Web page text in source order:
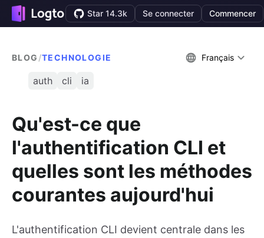
Star 14.3k Se connecter Commencer
BLOG /TECHNOLOGIE Français
auth cli ia
Qu'est-ce que
l'authentification CLI et
quelles sont les méthodes
courantes aujourd'hui
L'authentification CLI devient centrale dans les